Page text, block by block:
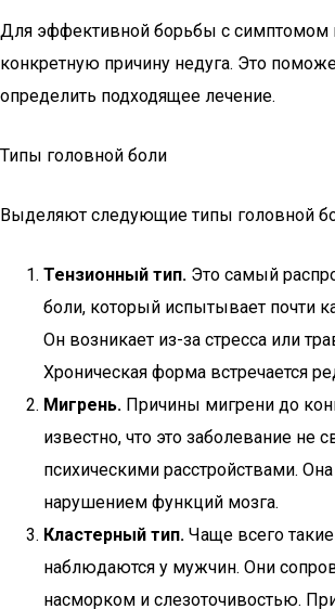
Для эффективной борьбы с симптомом
конкретную причину недуга. Это
определить подходящее лечение.
Типы головной боли
Выделяют следующие типы головной
Тензионный тип. Это самый
боли, который испытывает почти
Он возникает из-за стресса или
Хроническая форма встречается
Мигрень. Причины мигрени до
известно, что это заболевание не
психическими расстройствами.
нарушением функций мозга.
Кластерный тип. Чаще всего
наблюдаются у мужчин. Они
насморком и слезоточивостью.